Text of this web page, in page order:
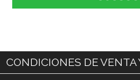
CONDICIONES DE VENTA